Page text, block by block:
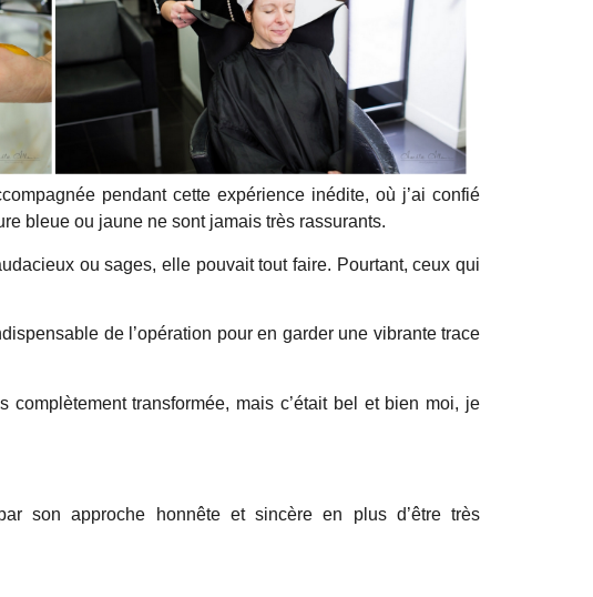
pendant cette expérience inédite, où j’ai confié
bleue ou jaune ne sont jamais très rassurants.
ou sages, elle pouvait tout faire. Pourtant, ceux qui
de l’opération pour en garder une vibrante trace
transformée, mais c’était bel et bien moi, je
son approche honnête et sincère en plus d’être très